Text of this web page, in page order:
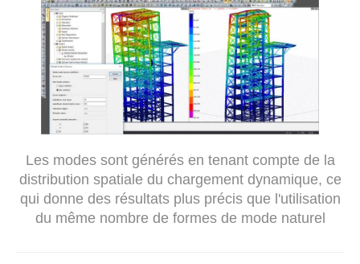
Les modes sont générés en tenant compte de la
distribution spatiale du chargement dynamique, ce
qui donne des résultats plus précis que l'utilisation
du même nombre de formes de mode naturel